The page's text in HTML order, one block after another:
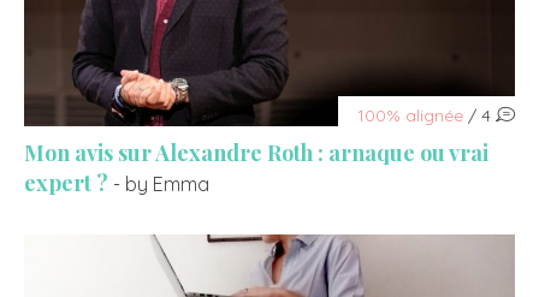
100% alignée / 4
Mon avis sur Alexandre Roth : arnaque ou vrai
expert ? - by Emma